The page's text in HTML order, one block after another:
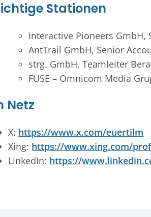
Stationen
Interactive Pioneers
AntTrail GmbH, Senior
strg. GmbH, Teamleiter
FUSE – Omnicom Media
Netz
X: https://www.x.com/euertilm
Xing: https://www.xing.com/
LinkedIn: https://